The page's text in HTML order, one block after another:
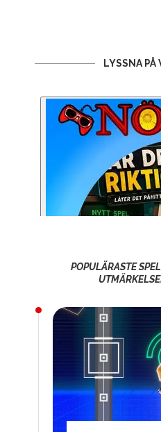
LYSSNA PÅ
POPULÄRASTE